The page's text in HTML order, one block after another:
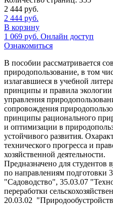
2 444 руб.
2 444 руб.
В корзину
1 069 руб. Онлайн доступ
Ознакомиться
В пособии рассматривается
природопользование, в том
излагавшиеся в учебной
принципы и правила
управления
сопровождения
принципы рационального
и оптимизации в
устойчивого развития.
технического прогресса и
хозяйственной деятельности.
Предназначено для студентов
по направлениям подготовки
"Садоводство", 35.03.07
переработки
20.03.02